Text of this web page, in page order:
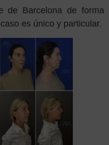
de Barcelona de forma
es único y particular.